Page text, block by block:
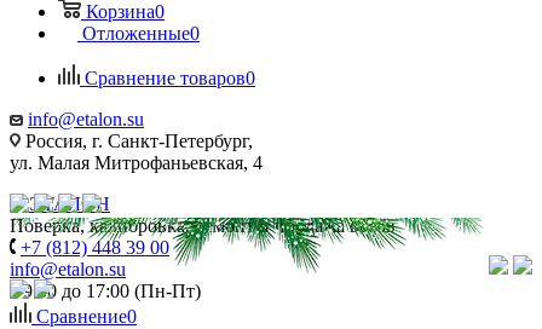
Корзина0
Отложенные0
Сравнение товаров0
info@etalon.su
Россия, г. Санкт-Петербург,
ул. Малая Митрофаньевская, 4
Поверка, калибровка, ремонт и продажа весов
+7 (812) 448 39 00
info@etalon.su
c 9:00 до 17:00 (Пн-Пт)
Сравнение0